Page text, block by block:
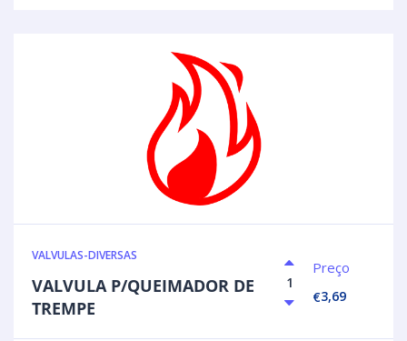
VALVULAS-DIVERSAS
VALVULA P/QUEIMADOR DE
TREMPE
Preço
€3,69